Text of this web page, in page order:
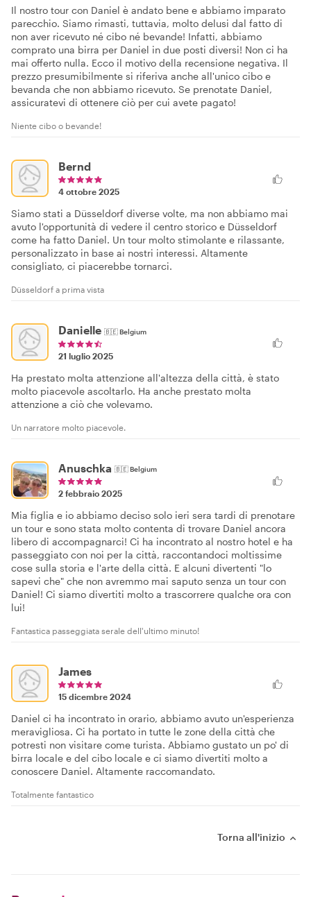
Il nostro tour con Daniel è andato bene e abbiamo imparato
parecchio. Siamo rimasti, tuttavia, molto delusi dal fatto di
non aver ricevuto né cibo né bevande! Infatti, abbiamo
comprato una birra per Daniel in due posti diversi! Non ci ha
mai offerto nulla. Ecco il motivo della recensione negativa. Il
prezzo presumibilmente si riferiva anche all'unico cibo e
bevanda che non abbiamo ricevuto. Se prenotate Daniel,
assicuratevi di ottenere ciò per cui avete pagato!
Niente cibo o bevande!
Bernd
4 ottobre 2025
Siamo stati a Düsseldorf diverse volte, ma non abbiamo mai
avuto l'opportunità di vedere il centro storico e Düsseldorf
come ha fatto Daniel. Un tour molto stimolante e rilassante,
personalizzato in base ai nostri interessi. Altamente
consigliato, ci piacerebbe tornarci.
Düsseldorf a prima vista
Danielle 🇧🇪Belgium
21 luglio 2025
Ha prestato molta attenzione all'altezza della città, è stato
molto piacevole ascoltarlo. Ha anche prestato molta
attenzione a ciò che volevamo.
Un narratore molto piacevole.
Anuschka 🇧🇪Belgium
2 febbraio 2025
Mia figlia e io abbiamo deciso solo ieri sera tardi di prenotare
un tour e sono stata molto contenta di trovare Daniel ancora
libero di accompagnarci! Ci ha incontrato al nostro hotel e ha
passeggiato con noi per la città, raccontandoci moltissime
cose sulla storia e l'arte della città. E alcuni divertenti "lo
sapevi che" che non avremmo mai saputo senza un tour con
Daniel! Ci siamo divertiti molto a trascorrere qualche ora con
lui!
Fantastica passeggiata serale dell'ultimo minuto!
James
15 dicembre 2024
Daniel ci ha incontrato in orario, abbiamo avuto un'esperienza
meravigliosa. Ci ha portato in tutte le zone della città che
potresti non visitare come turista. Abbiamo gustato un po' di
birra locale e del cibo locale e ci siamo divertiti molto a
conoscere Daniel. Altamente raccomandato.
Totalmente fantastico
Torna all'inizio